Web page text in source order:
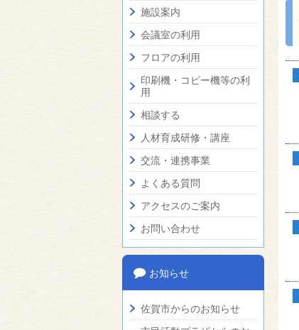
施設案内
会議室の利用
フロアの利用
印刷機・コピー機等の利
用
相談する
人材育成研修・講座
交流・連携事業
よくある質問
アクセスのご案内
お問い合わせ
お知らせ
佐賀市からのお知らせ